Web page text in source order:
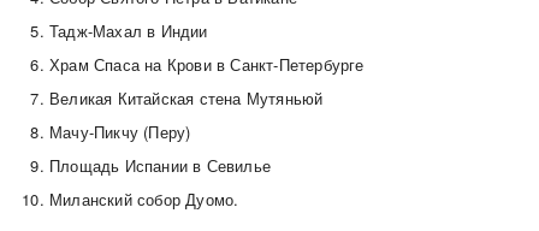
Тадж-Махал в Индии
Храм Спаса на Крови в Санкт-Петербурге
Великая Китайская стена Мутяньюй
Мачу-Пикчу (Перу)
Площадь Испании в Севилье
Миланский собор Дуомо.